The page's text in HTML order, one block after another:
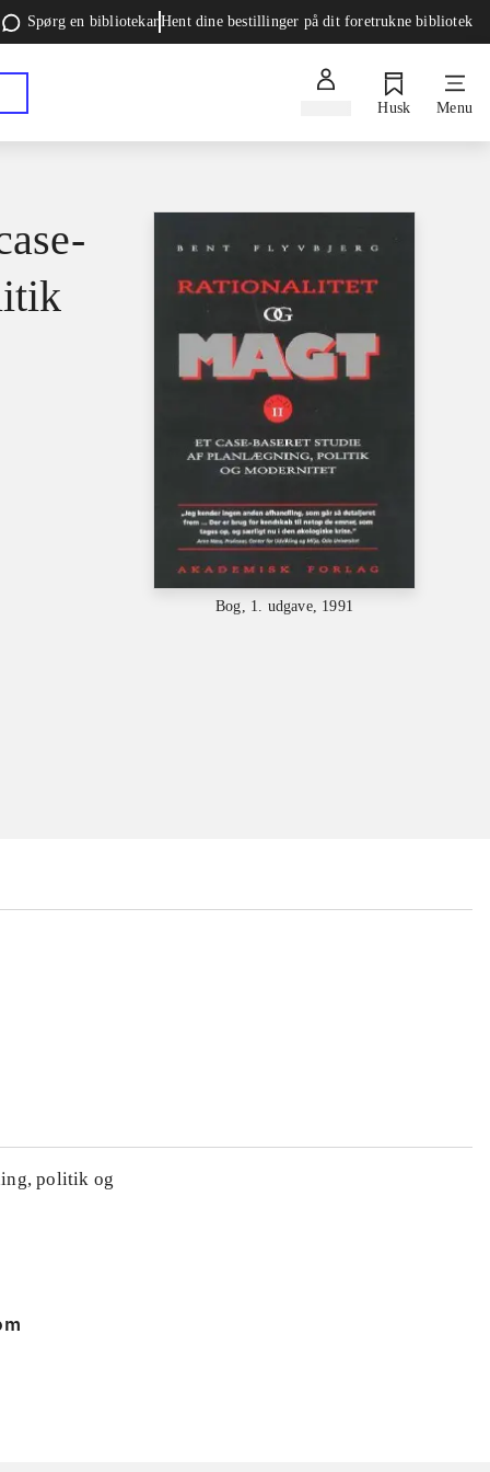
Spørg en bibliotekarHent dine bestillinger på dit foretrukne bibliotek
Husk Menu
Bog, 1. udgave, 1991
politik og